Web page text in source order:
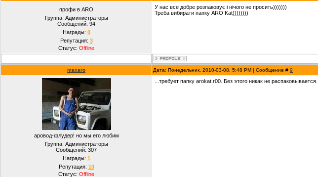
профи в ARO
Группа: Администраторы
Сообщений: 94
Награды: 0
Репутация: 3
Статус: Offline
У нас все добре розпаковує і нічого не просить)))))))
Треба вибирати папку ARO Kat))))))))
maxaro Дата: Понедельник, 2010-03-08, 5:48 PM | Сообщение # 9
аровод-флудер! но мы его любим
Группа: Администраторы
Сообщений: 307
Награды: 1
Репутация: 10
Статус: Offline
...требует папку arokat.r00. Без этого никак не распаковывается...